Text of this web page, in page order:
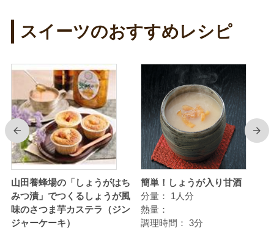
スイーツのおすすめレシピ
前
山田養蜂場の「しょうがはち
みつ漬」でつくるしょうが風
味のさつま芋カステラ（ジン
ジャーケーキ）
簡単！しょうが入り甘酒
分量：
1人分
熱量：
調理時間： 3分
次